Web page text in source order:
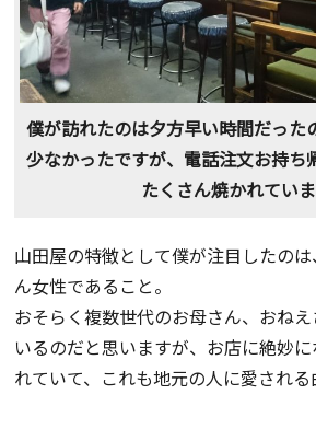
僕が訪れたのは夕方早い時間だった
少なかったですが、電話注文お持ち
たくさん焼かれていま
山田屋の特徴として僕が注目したの
ん女性であること。
おそらく複数世代のお母さん、おね
いるのだと思いますが、お店に絶妙
れていて、これも地元の人に愛される